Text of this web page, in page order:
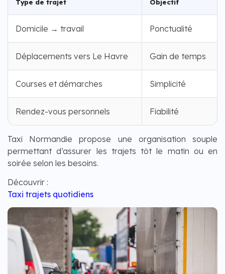
Domicile → travail Ponctualité
Déplacements vers Le Havre Gain de temps
Courses et démarches Simplicité
Rendez-vous personnels Fiabilité
Taxi Normandie propose une organisation souple
permettant d’assurer les trajets tôt le matin ou en
soirée selon les besoins.
Découvrir :
Taxi trajets quotidiens